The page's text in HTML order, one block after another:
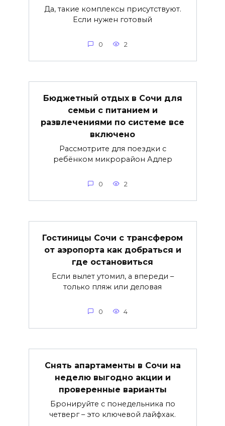
Да, такие комплексы присутствуют.
Если нужен готовый
0 2
Бюджетный отдых в Сочи для
семьи с питанием и
развлечениями по системе все
включено
Рассмотрите для поездки с
ребёнком микрорайон Адлер
0 2
Гостиницы Сочи с трансфером
от аэропорта как добраться и
где остановиться
Если вылет утомил, а впереди –
только пляж или деловая
0 4
Снять апартаменты в Сочи на
неделю выгодно акции и
проверенные варианты
Бронируйте с понедельника по
четверг – это ключевой лайфхак.